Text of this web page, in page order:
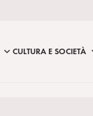
CULTURA E SOCIETÀ